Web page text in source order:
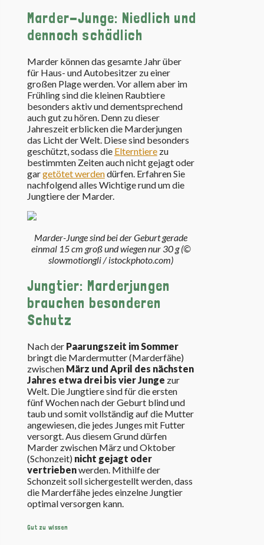
Marder-Junge: Niedlich und
dennoch schädlich
Marder können das gesamte Jahr über
für Haus- und Autobesitzer zu einer
großen Plage werden. Vor allem aber im
Frühling sind die kleinen Raubtiere
besonders aktiv und dementsprechend
auch gut zu hören. Denn zu dieser
Jahreszeit erblicken die Marderjungen
das Licht der Welt. Diese sind besonders
geschützt, sodass die Elterntierezu
bestimmten Zeiten auch nicht gejagt oder
gargetötet werdendürfen. Erfahren Sie
nachfolgend alles Wichtige rund um die
Jungtiere der Marder.
Marder-Junge sind bei der Geburt gerade
einmal 15 cm groß und wiegen nur 30 g (©
slowmotiongli / istockphoto.com)
Jungtier: Marderjungen
brauchen besonderen
Schutz
Nach der Paarungszeit im Sommer
bringt die Mardermutter (Marderfähe)
zwischen März und April des nächsten
Jahres etwa drei bis vier Junge zur
Welt. Die Jungtiere sind für die ersten
fünf Wochen nach der Geburt blind und
taub und somit vollständig auf die Mutter
angewiesen, die jedes Junges mit Futter
versorgt. Aus diesem Grund dürfen
Marder zwischen März und Oktober
(Schonzeit) nicht gejagt oder
vertriebenwerden. Mithilfe der
Schonzeit soll sichergestellt werden, dass
die Marderfähe jedes einzelne Jungtier
optimal versorgen kann.
Gut zu wissen